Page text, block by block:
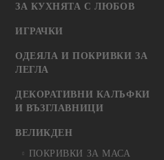
ЗА КУХНЯТА С ЛЮБОВ
ИГРАЧКИ
ОДЕЯЛА И ПОКРИВКИ ЗА
ЛЕГЛА
ДЕКОРАТИВНИ КАЛЪФКИ
И ВЪЗГЛАВНИЦИ
ВЕЛИКДЕН
ПОКРИВКИ ЗА МАСА